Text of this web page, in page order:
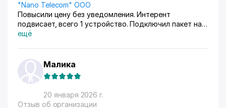
"Nano Telecom" OOO
Повысили цену без уведомления. Интерент
подвисает, всего 1 устройство. Подключил пакет на
50 тыс сум дороже чтобы увеличить скорость, стал
ассалом алейкум, меняю провайдера
ещё
Малика
20 января 2026 г.
Отзыв об организации